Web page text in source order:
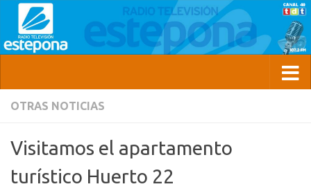
OTRAS NOTICIAS
Visitamos el apartamento
turístico Huerto 22